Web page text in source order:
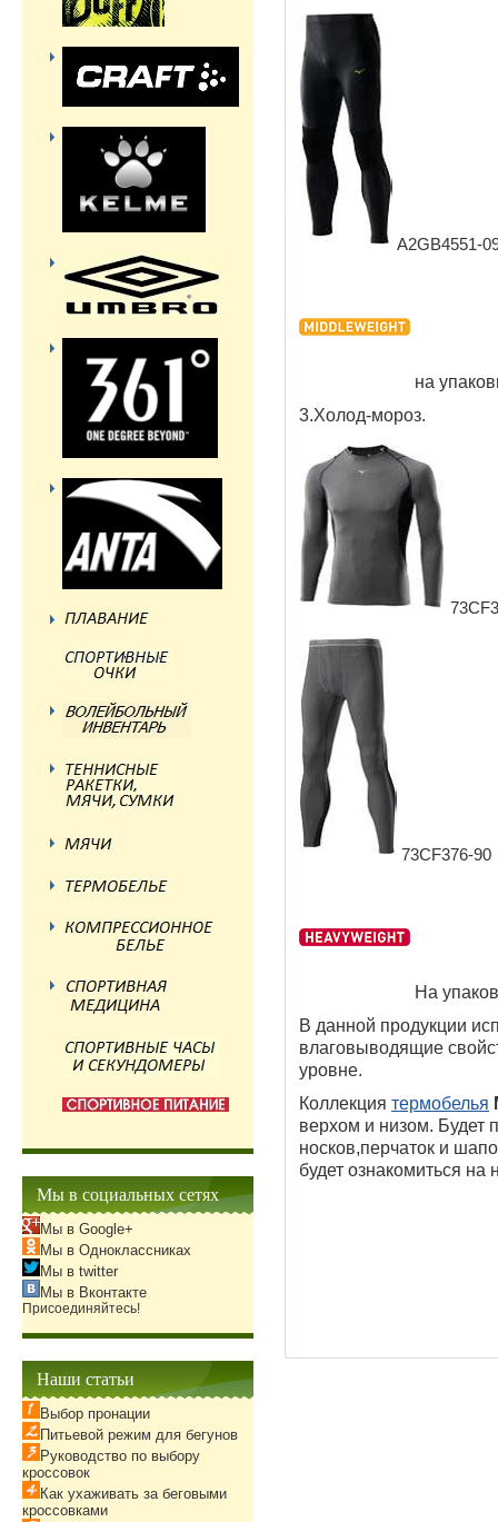
A2GB4551-
на
3.Холод-мороз.
73CF376-
На
В данной продукции
влаговыводящие
уровне.
Коллекция термобелья
верхом и низом.
носков,перчаток и
будет ознакомиться на
Мы в социальных сетях
Мы в Google+
Мы в Одноклассниках
Мы в twitter
Мы в Вконтакте
Присоединяйтесь!
Наши статьи
Выбор пронации
Питьевой режим для бегунов
Руководство по выбору
кроссовок
Как ухаживать за беговыми
кроссовками